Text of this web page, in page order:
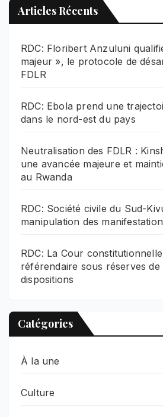
Articles Récents
RDC: Floribert Anzuluni
majeur », le protocole de
FDLR
RDC: Ebola prend une
dans le nord-est du pays
Neutralisation des FDLR :
une avancée majeure et
au Rwanda
RDC: Société civile du Sud-
manipulation des
RDC: La Cour
référendaire sous réserves de
dispositions
Catégories
À la une
Culture